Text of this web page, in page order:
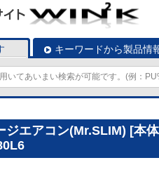
キーワードから製品情
ジエアコン(Mr.SLIM) [本